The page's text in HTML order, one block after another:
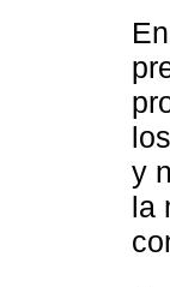
y
la